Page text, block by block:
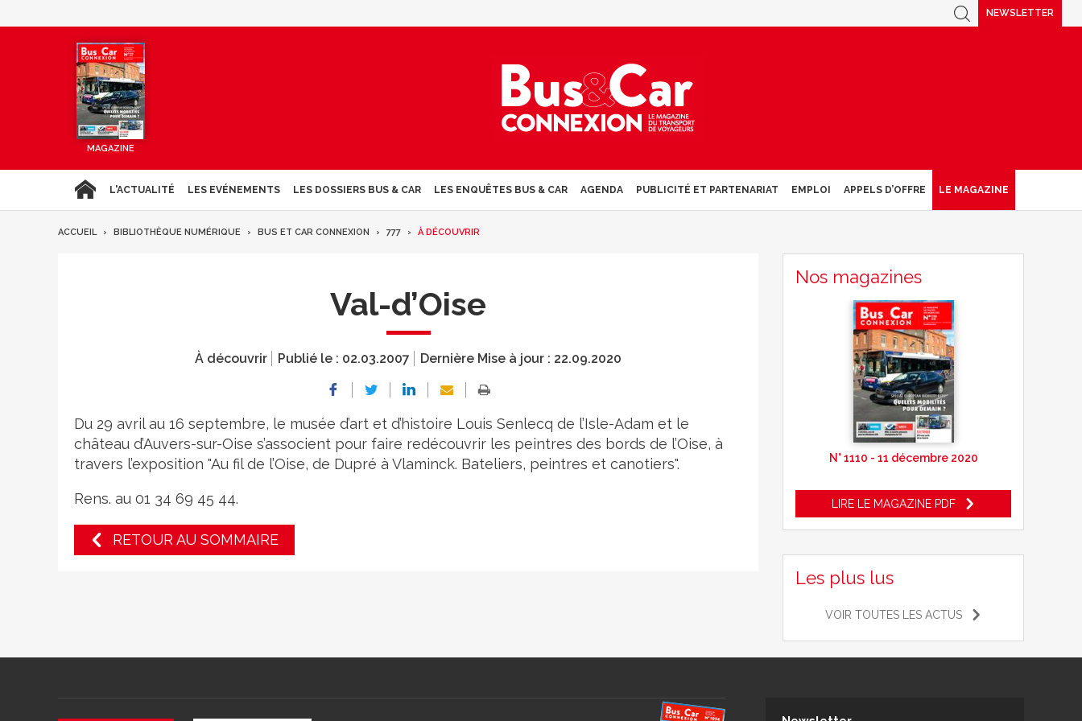
NEWSLETTER
MAGAZINE
L'ACTUALITÉ LES EVÉNEMENTS LES DOSSIERS BUS & CAR LES ENQUÊTES BUS & CAR AGENDA PUBLICITÉ ET PARTENARIAT EMPLOI APPELS D’OFFRE LE MAGAZINE
ACCUEIL BIBLIOTHÈQUE NUMÉRIQUE BUS ET CAR CONNEXION 777 À DÉCOUVRIR
Val-d’Oise
À découvrir Publié le : 02.03.2007 Dernière Mise à jour : 22.09.2020
Du 29 avril au 16 septembre, le musée d’art et d’histoire Louis Senlecq de l’Isle-Adam et le
château d’Auvers-sur-Oise s’associent pour faire redécouvrir les peintres des bords de l’Oise, à
travers l’exposition "Au fil de l’Oise, de Dupré à Vlaminck. Bateliers, peintres et canotiers".
Rens. au 01 34 69 45 44.
RETOUR AU SOMMAIRE
Nos magazines
N° 1110 - 11 décembre 2020
LIRE LE MAGAZINE PDF
Les plus lus
VOIR TOUTES LES ACTUS